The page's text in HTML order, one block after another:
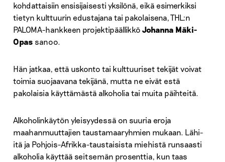
kohdattaisiin ensisijaisesti yksilönä, eikä esimerkiksi
tietyn kulttuurin edustajana tai pakolaisena, THL:n
PALOMA-hankkeen projektipäällikkö Johanna Mäki-
Opas sanoo.
Hän jatkaa, että uskonto tai kulttuuriset tekijät voivat
toimia suojaavana tekijänä, mutta ne eivät estä
pakolaisia käyttämästä alkoholia tai muita päihteitä.
Alkoholinkäytön yleisyydessä on suuria eroja
maahanmuuttajien taustamaaryhmien mukaan. Lähi-
itä ja Pohjois-Afrikka-taustaisista miehistä runsaasti
alkoholia käyttää seitsemän prosenttia, kun taas